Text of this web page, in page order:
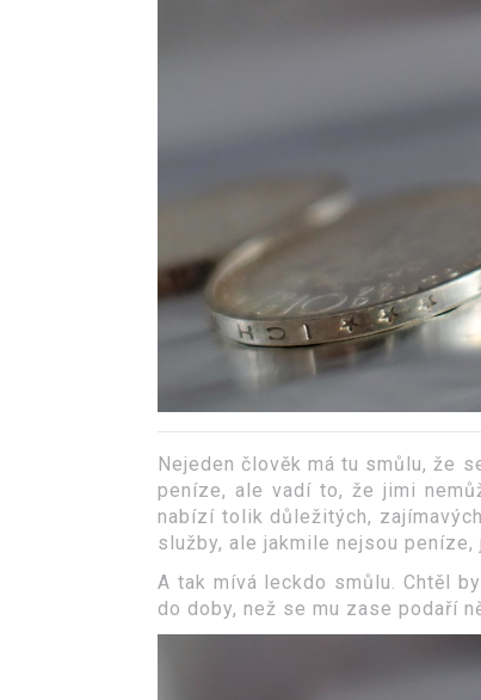
Nejeden člověk má tu smůlu, že
peníze, ale vadí to, že jimi
nabízí tolik důležitých,
služby, ale jakmile nejsou
A tak mívá leckdo smůlu. Chtěl
do doby, než se mu zase podaří